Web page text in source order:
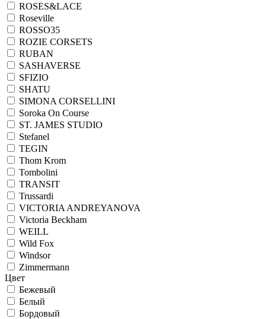
ROSES&LACE
Roseville
ROSSO35
ROZIE CORSETS
RUBAN
SASHAVERSE
SFIZIO
SHATU
SIMONA CORSELLINI
Soroka On Course
ST. JAMES STUDIO
Stefanel
TEGIN
Thom Krom
Tombolini
TRANSIT
Trussardi
VICTORIA ANDREYANOVA
Victoria Beckham
WEILL
Wild Fox
Windsor
Zimmermann
Цвет
Бежевый
Белый
Бордовый